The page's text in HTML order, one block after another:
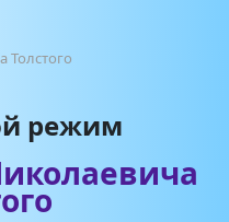
Толстого
режим